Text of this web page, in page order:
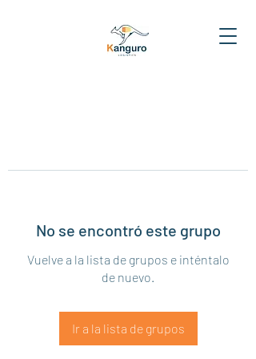
No se encontró este grupo
Vuelve a la lista de grupos e inténtalo
de nuevo.
Ir a la lista de grupos